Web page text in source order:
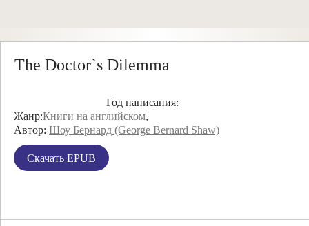
The Doctor`s Dilemma
Год написания:
Жанр:Книги на английском,
Автор: Шоу Бернард (George Bernard Shaw)
Скачать EPUB